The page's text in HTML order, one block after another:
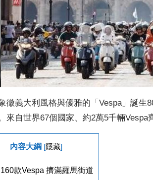
徵義大利風格與優雅的「Vespa」誕生
來自世界67個國家、約2萬5千輛Vespa
內容大綱 隱藏]
款Vespa 擠滿羅馬街道